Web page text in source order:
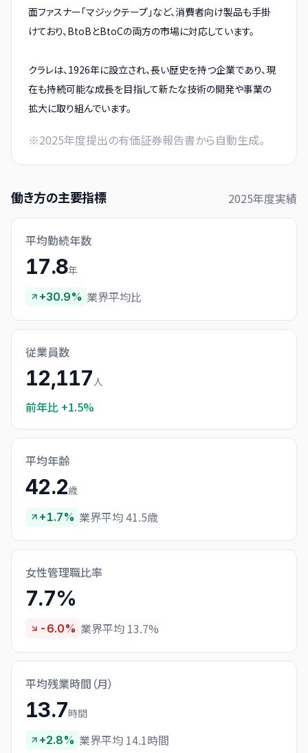
面ファスナー「マジックテープ」など、消費者向け製品も手掛
けており、BtoBとBtoCの両方の市場に対応しています。
クラレは、1926年に設立され、長い歴史を持つ企業であり、現
在も持続可能な成長を目指して新たな技術の開発や事業の
拡大に取り組んでいます。
※2025年度提出の有価証券報告書から自動生成。
働き方の主要指標 2025年度実績
平均勤続年数
17.8年
+30.9% 業界平均比
従業員数
12,117人
前年比 +1.5%
平均年齢
42.2歳
+1.7% 業界平均 41.5歳
女性管理職比率
7.7%
-6.0% 業界平均 13.7%
平均残業時間（月）
13.7時間
+2.8% 業界平均 14.1時間